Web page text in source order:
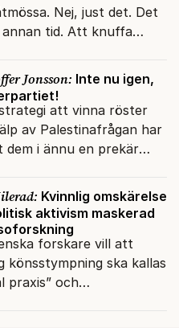
Nej, just det. Det
tid. Att knuffa
Jonsson: Inte nu igen,
att vinna röster
av Palestinafrågan har
dem i ännu en prekär
Kvinnlig omskärelse
aktivism maskerad
forskare vill att
könsstympning ska kallas
praxis” och